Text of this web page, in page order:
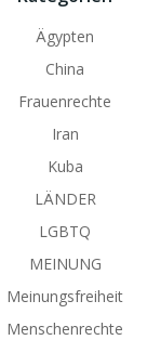
Ägypten
China
Frauenrechte
Iran
Kuba
LÄNDER
LGBTQ
MEINUNG
Meinungsfreiheit
Menschenrechte